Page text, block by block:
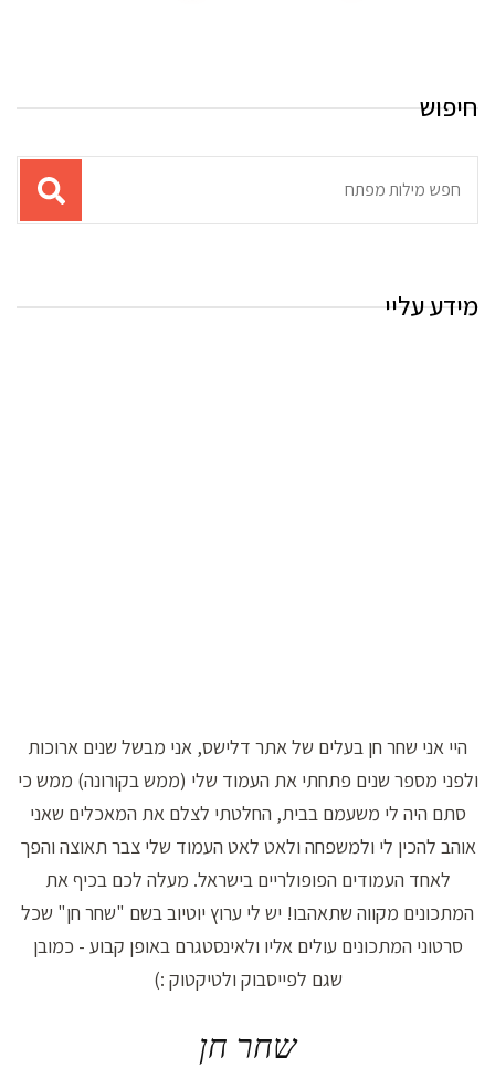
חיפוש
מידע עליי
היי אני שחר חן בעלים של אתר דלישס, אני מבשל שנים ארוכות
ולפני מספר שנים פתחתי את העמוד שלי (ממש בקורונה) ממש כי
סתם היה לי משעמם בבית, החלטתי לצלם את המאכלים שאני
אוהב להכין לי ולמשפחה ולאט לאט העמוד שלי צבר תאוצה והפך
לאחד העמודים הפופולריים בישראל. מעלה לכם בכיף את
המתכונים מקווה שתאהבו! יש לי ערוץ יוטיוב בשם "שחר חן" שכל
סרטוני המתכונים עולים אליו ולאינסטגרם באופן קבוע - כמובן
שגם לפייסבוק ולטיקטוק :)
שחר חן